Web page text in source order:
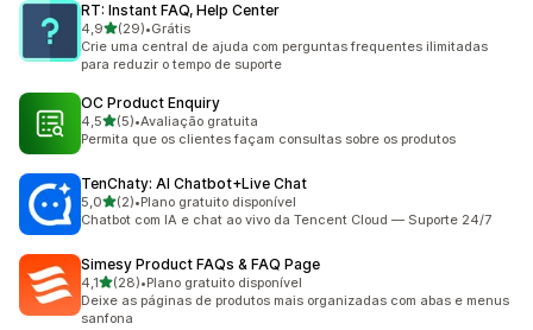
RT: Instant FAQ, Help Center
4,9de 5 estrelas
(29)
29 avaliações ao todo
•Grátis
Crie uma central de ajuda com perguntas frequentes ilimitadas
para reduzir o tempo de suporte
OC Product Enquiry
4,5de 5 estrelas
(5)
5 avaliações ao todo
•Avaliação gratuita
Permita que os clientes façam consultas sobre os produtos
TenChaty: AI Chatbot+Live Chat
5,0de 5 estrelas
(2)
2 avaliações ao todo
•Plano gratuito disponível
Chatbot com IA e chat ao vivo da Tencent Cloud — Suporte 24/7
Simesy Product FAQs & FAQ Page
4,1de 5 estrelas
(28)
28 avaliações ao todo
•Plano gratuito disponível
Deixe as páginas de produtos mais organizadas com abas e menus
sanfona